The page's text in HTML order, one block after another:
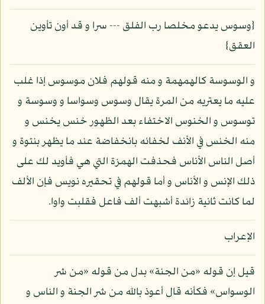
{وسوس يدعو مخلصا رب الفلق --- سرا و قد أون تأوين
العقق}
و الوسوسة كالهمهمة و منه قولهم فلان موسوس إذا غلب
عليه ما يعتريه من المرة يقال وسوس وسواسا و وسوسة و
توسوس و الخنوس الاختفاء بعد الظهور خنس يخنس و
منه الخنس في الأنف لخفائه بانخفاضة عند ما يظهر بنتوة و
أصل الناس الأناس فحذفت الهمزة التي هي فأويد لك على
ذلك الإنس و الأناس و أما قولهم في تحقيره نويس فإن الألف
لما كانت ثانية زائدة أشبهت ألف فاعل فقلبت واوا.
الإعراب
قيل إن قوله «من الجنة» بدل من قوله «من شر
الوسواس» فكأنه قال أعوذ بالله من شر الجنة و الناس و